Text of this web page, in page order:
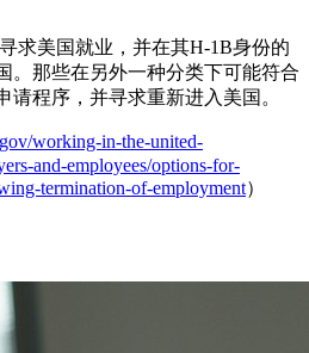
求美国就业，并在其H-1B身份的
。那些在另外一种分类下可能符合
程序，并寻求重新进入美国。
working-in-the-united-
and-employees/options-for-
termination-of-employment）